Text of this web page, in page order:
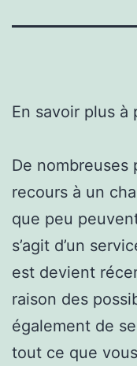
En savoir plus à
De nombreuses
recours à un
que peu
s’agit d’un
est devient
raison des
également de
tout ce que